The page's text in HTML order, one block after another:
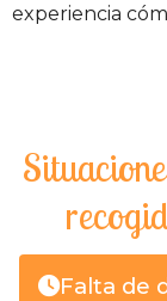
experiencia
Falta de